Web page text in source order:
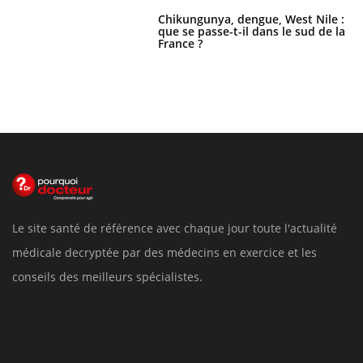
Chikungunya, dengue, West Nile :
que se passe-t-il dans le sud de la
France ?
Le site santé de référence avec chaque jour toute l'actualité
médicale decryptée par des médecins en exercice et les
conseils des meilleurs spécialistes.